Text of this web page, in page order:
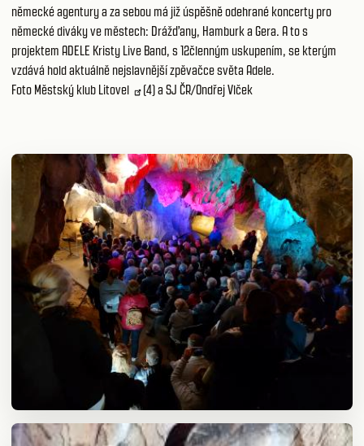
německé agentury a za sebou má již úspěšně odehrané koncerty pro
německé diváky ve městech: Drážďany, Hamburk a Gera. A to s
projektem ADELE Kristy Live Band, s 12členným uskupením, se kterým
vzdává hold aktuálně nejslavnější zpěvačce světa Adele.
Foto Městský klub Litovel (4) a SJ ČR/Ondřej Vlček